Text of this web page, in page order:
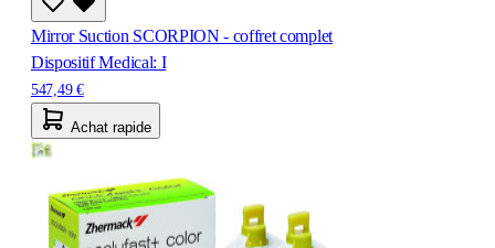
Mirror Suction SCORPION - coffret complet
Dispositif Medical: I
547,49 €
Achat rapide